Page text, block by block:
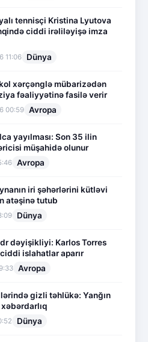
tennisçi Kristina Lyutova
ciddi irəliləyişə imza
11:06 Dünya
xərçənglə mübarizədən
fəaliyyətinə fasilə verir
00:59 Avropa
yayılması: Son 35 ilin
müşahidə olunur
Avropa
iri şəhərlərini kütləvi
atəşinə tutub
Dünya
dəyişikliyi: Karlos Torres
islahatlar aparır
Avropa
gizli təhlükə: Yanğın
Dünya